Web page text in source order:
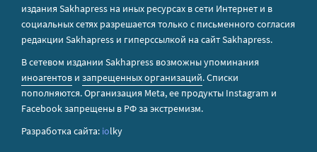
издания Sakhapress на иных ресурсах в сети Интернет и в
социальных сетях разрешается только с письменного согласия
редакции Sakhapress и гиперссылкой на сайт Sakhapress.
В сетевом издании Sakhapress возможны упоминания
иноагентов и запрещенных организаций. Списки
пополняются. Организация Metа, ее продукты Instagram и
Facebook запрещены в РФ за экстремизм.
Разработка сайта: iolky